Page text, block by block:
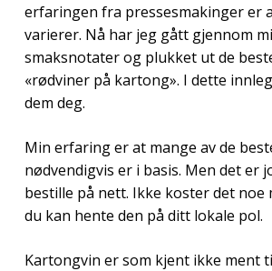
erfaringen fra pressesmakinger er
varierer. Nå har jeg gått gjennom
smaksnotater og plukket ut de
«rødviner på kartong». I dette
dem deg.
Min erfaring er at mange av de
nødvendigvis er i basis. Men det er
bestille på nett. Ikke koster det noe
du kan hente den på ditt lokale pol.
Kartongvin er som kjent ikke ment